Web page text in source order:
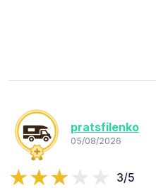
pratsfilenko
05/08/2026
3/5